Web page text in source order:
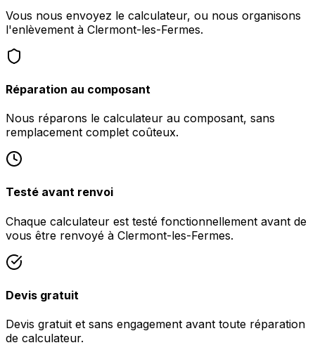
Vous nous envoyez le calculateur, ou nous organisons
l'enlèvement à Clermont-les-Fermes.
Réparation au composant
Nous réparons le calculateur au composant, sans
remplacement complet coûteux.
Testé avant renvoi
Chaque calculateur est testé fonctionnellement avant de
vous être renvoyé à Clermont-les-Fermes.
Devis gratuit
Devis gratuit et sans engagement avant toute réparation
de calculateur.